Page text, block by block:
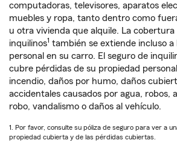
computadoras, televisores, aparatos
muebles y ropa, tanto dentro como
u otra vivienda que alquile. La cobertura
inquilinos1 también se extiende incluso a
personal en su carro. El seguro de
cubre pérdidas de su propiedad
incendio, daños por humo, daños
accidentales causados por agua, robos,
robo, vandalismo o daños al vehículo.
1. Por favor, consulte su póliza de seguro para ver a
propiedad cubierta y de las pérdidas cubiertas.